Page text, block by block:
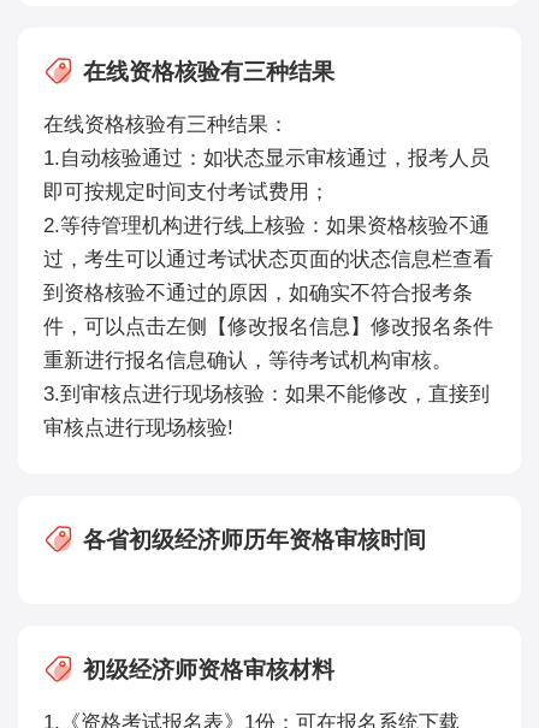
在线资格核验有三种结果
在线资格核验有三种结果：
1.自动核验通过：如状态显示审核通过，报考人员
即可按规定时间支付考试费用；
2.等待管理机构进行线上核验：如果资格核验不通
过，考生可以通过考试状态页面的状态信息栏查看
到资格核验不通过的原因，如确实不符合报考条
件，可以点击左侧【修改报名信息】修改报名条件
重新进行报名信息确认，等待考试机构审核。
3.到审核点进行现场核验：如果不能修改，直接到
审核点进行现场核验!
各省初级经济师历年资格审核时间
初级经济师资格审核材料
1.《资格考试报名表》1份：可在报名系统下载